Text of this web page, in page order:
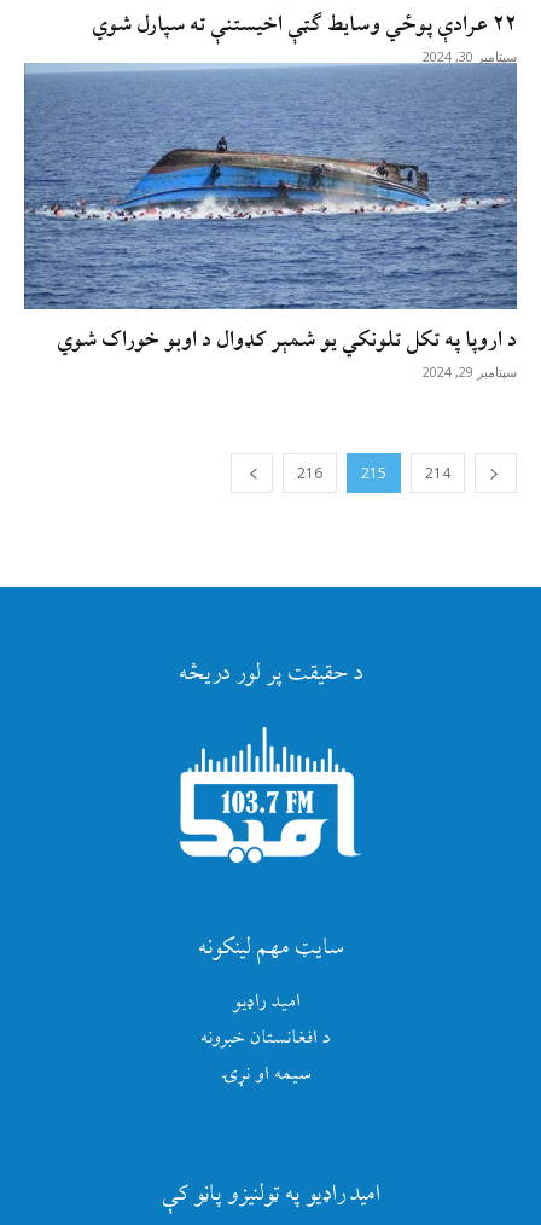
۲۲ عرادې پوځي وسايط ګټې اخيستنې ته سپارل شوي
سپتامبر 30, 2024
د اروپا په تکل تلونکي یو شمېر کډوال د اوبو خوراک شوي
سپتامبر 29, 2024
214
215
216
د حقیقت پر لور دریڅه
سایټ مهم لینکونه
امید راډیو
د افغانستان خبرونه
سیمه او نړۍ
امید راډیو په ټولنیزو پاڼو کې